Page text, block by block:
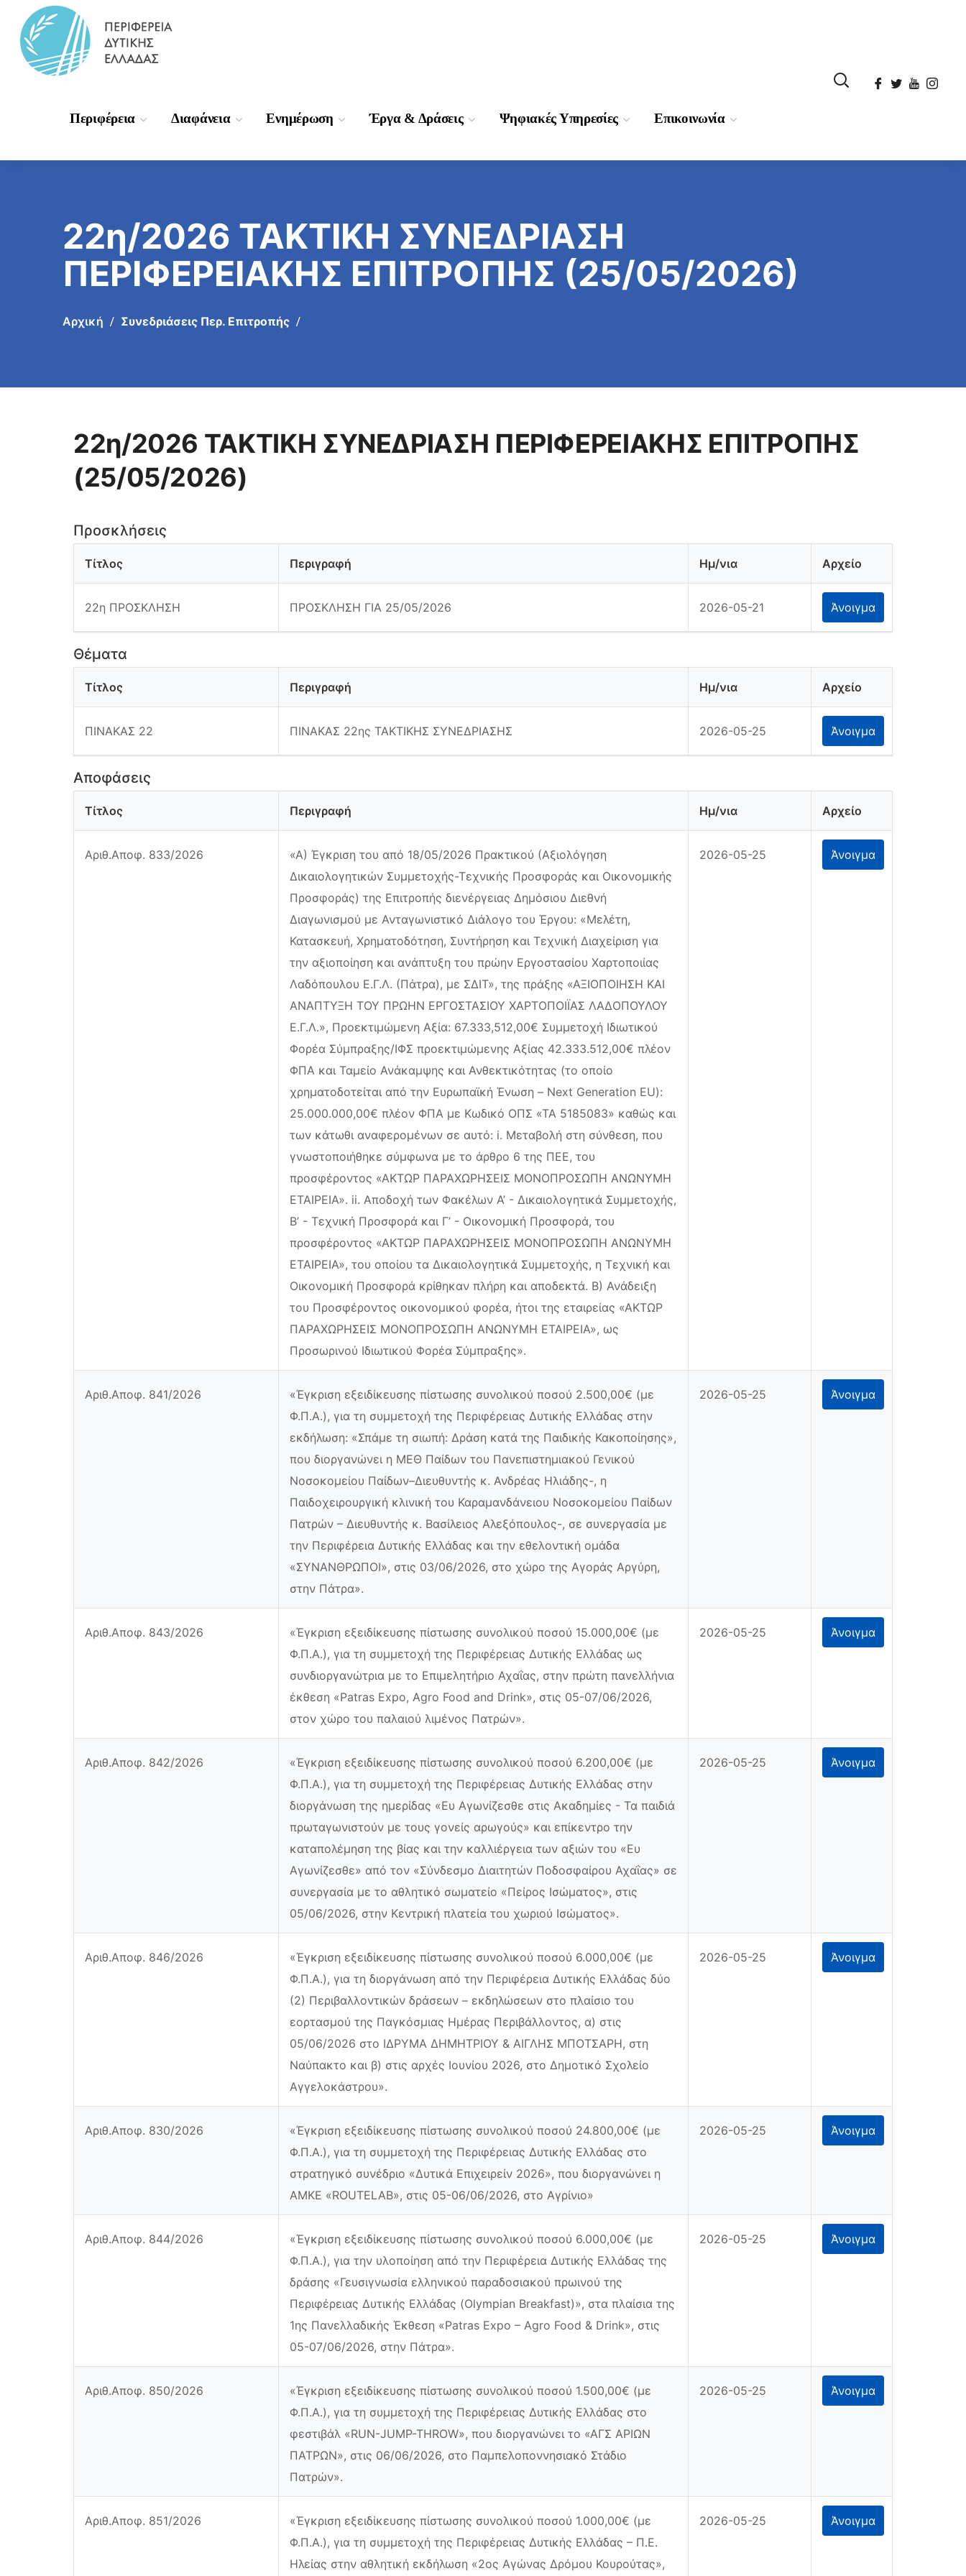
Περιφέρεια Διαφάνεια Ενημέρωση Έργα & Δράσεις Ψηφιακές Υπηρεσίες Επικοινωνία
22η/2026 ΤΑΚΤΙΚΗ ΣΥΝΕΔΡΙΑΣΗ
ΠΕΡΙΦΕΡΕΙΑΚΗΣ ΕΠΙΤΡΟΠΗΣ (25/05/2026)
Αρχική Συνεδριάσεις Περ. Επιτροπής
22η/2026 ΤΑΚΤΙΚΗ ΣΥΝΕΔΡΙΑΣΗ ΠΕΡΙΦΕΡΕΙΑΚΗΣ ΕΠΙΤΡΟΠΗΣ
(25/05/2026)
Προσκλήσεις
Τίτλος Περιγραφή Ημ/νια Αρχείο
22η ΠΡΟΣΚΛΗΣΗ ΠΡΟΣΚΛΗΣΗ ΓΙΑ 25/05/2026 2026-05-21 Άνοιγμα
Θέματα
Τίτλος Περιγραφή Ημ/νια Αρχείο
ΠΙΝΑΚΑΣ 22 ΠΙΝΑΚΑΣ 22ης ΤΑΚΤΙΚΗΣ ΣΥΝΕΔΡΙΑΣΗΣ 2026-05-25 Άνοιγμα
Αποφάσεις
Τίτλος Περιγραφή Ημ/νια Αρχείο
Αριθ.Αποφ. 833/2026
«Α) Έγκριση του από 18/05/2026 Πρακτικού (Αξιολόγηση
Δικαιολογητικών Συμμετοχής-Τεχνικής Προσφοράς και Οικονομικής
Προσφοράς) της Επιτροπής διενέργειας Δημόσιου Διεθνή
Διαγωνισμού με Ανταγωνιστικό Διάλογο του Έργου: «Μελέτη,
Κατασκευή, Χρηματοδότηση, Συντήρηση και Τεχνική Διαχείριση για
την αξιοποίηση και ανάπτυξη του πρώην Εργοστασίου Χαρτοποιίας
Λαδόπουλου Ε.Γ.Λ. (Πάτρα), με ΣΔΙΤ», της πράξης «ΑΞΙΟΠΟΙΗΣΗ ΚΑΙ
ΑΝΑΠΤΥΞΗ ΤΟΥ ΠΡΩΗΝ ΕΡΓΟΣΤΑΣΙΟΥ ΧΑΡΤΟΠΟΙΪΑΣ ΛΑΔΟΠΟΥΛΟΥ
Ε.Γ.Λ.», Προεκτιμώμενη Αξία: 67.333,512,00€ Συμμετοχή Ιδιωτικού
Φορέα Σύμπραξης/ΙΦΣ προεκτιμώμενης Αξίας 42.333.512,00€ πλέον
ΦΠΑ και Ταμείο Ανάκαμψης και Ανθεκτικότητας (το οποίο
χρηματοδοτείται από την Ευρωπαϊκή Ένωση – Next Generation EU):
25.000.000,00€ πλέον ΦΠΑ με Κωδικό ΟΠΣ «ΤΑ 5185083» καθώς και
των κάτωθι αναφερομένων σε αυτό: i. Mεταβολή στη σύνθεση, που
γνωστοποιήθηκε σύμφωνα με το άρθρο 6 της ΠΕΕ, του
προσφέροντος «ΑΚΤΩΡ ΠΑΡΑΧΩΡΗΣΕΙΣ ΜΟΝΟΠΡΟΣΩΠΗ ΑΝΩΝΥΜΗ
ΕΤΑΙΡΕΙΑ». ii. Αποδοχή των Φακέλων Α’ - Δικαιολογητικά Συμμετοχής,
Β’ - Τεχνική Προσφορά και Γ’ - Οικονομική Προσφορά, του
προσφέροντος «ΑΚΤΩΡ ΠΑΡΑΧΩΡΗΣΕΙΣ ΜΟΝΟΠΡΟΣΩΠΗ ΑΝΩΝΥΜΗ
ΕΤΑΙΡΕΙΑ», του οποίου τα Δικαιολογητικά Συμμετοχής, η Τεχνική και
Οικονομική Προσφορά κρίθηκαν πλήρη και αποδεκτά. B) Ανάδειξη
του Προσφέροντος οικονομικού φορέα, ήτοι της εταιρείας «ΑΚΤΩΡ
ΠΑΡΑΧΩΡΗΣΕΙΣ ΜΟΝΟΠΡΟΣΩΠΗ ΑΝΩΝΥΜΗ ΕΤΑΙΡΕΙΑ», ως
Προσωρινού Ιδιωτικού Φορέα Σύμπραξης».
2026-05-25 Άνοιγμα
Αριθ.Αποφ. 841/2026
«Έγκριση εξειδίκευσης πίστωσης συνολικού ποσού 2.500,00€ (με
Φ.Π.Α.), για τη συμμετοχή της Περιφέρειας Δυτικής Ελλάδας στην
εκδήλωση: «Σπάμε τη σιωπή: Δράση κατά της Παιδικής Κακοποίησης»,
που διοργανώνει η ΜΕΘ Παίδων του Πανεπιστημιακού Γενικού
Νοσοκομείου Παίδων–Διευθυντής κ. Ανδρέας Ηλιάδης-, η
Παιδοχειρουργική κλινική του Καραμανδάνειου Νοσοκομείου Παίδων
Πατρών – Διευθυντής κ. Βασίλειος Αλεξόπουλος-, σε συνεργασία με
την Περιφέρεια Δυτικής Ελλάδας και την εθελοντική ομάδα
«ΣΥΝΑΝΘΡΩΠΟΙ», στις 03/06/2026, στο χώρο της Αγοράς Αργύρη,
στην Πάτρα».
2026-05-25 Άνοιγμα
Αριθ.Αποφ. 843/2026
«Έγκριση εξειδίκευσης πίστωσης συνολικού ποσού 15.000,00€ (με
Φ.Π.Α.), για τη συμμετοχή της Περιφέρειας Δυτικής Ελλάδας ως
συνδιοργανώτρια με το Επιμελητήριο Αχαΐας, στην πρώτη πανελλήνια
έκθεση «Patras Expo, Agro Food and Drink», στις 05-07/06/2026,
στον χώρο του παλαιού λιμένος Πατρών».
2026-05-25 Άνοιγμα
Αριθ.Αποφ. 842/2026
«Έγκριση εξειδίκευσης πίστωσης συνολικού ποσού 6.200,00€ (με
Φ.Π.Α.), για τη συμμετοχή της Περιφέρειας Δυτικής Ελλάδας στην
διοργάνωση της ημερίδας «Ευ Αγωνίζεσθε στις Ακαδημίες - Τα παιδιά
πρωταγωνιστούν με τους γονείς αρωγούς» και επίκεντρο την
καταπολέμηση της βίας και την καλλιέργεια των αξιών του «Ευ
Αγωνίζεσθε» από τον «Σύνδεσμο Διαιτητών Ποδοσφαίρου Αχαΐας» σε
συνεργασία με το αθλητικό σωματείο «Πείρος Ισώματος», στις
05/06/2026, στην Κεντρική πλατεία του χωριού Ισώματος».
2026-05-25 Άνοιγμα
Αριθ.Αποφ. 846/2026
«Έγκριση εξειδίκευσης πίστωσης συνολικού ποσού 6.000,00€ (με
Φ.Π.Α.), για τη διοργάνωση από την Περιφέρεια Δυτικής Ελλάδας δύο
(2) Περιβαλλοντικών δράσεων – εκδηλώσεων στο πλαίσιο του
εορτασμού της Παγκόσμιας Ημέρας Περιβάλλοντος, α) στις
05/06/2026 στο ΙΔΡΥΜΑ ΔΗΜΗΤΡΙΟΥ & ΑΙΓΛΗΣ ΜΠΟΤΣΑΡΗ, στη
Ναύπακτο και β) στις αρχές Ιουνίου 2026, στο Δημοτικό Σχολείο
Αγγελοκάστρου».
2026-05-25 Άνοιγμα
Αριθ.Αποφ. 830/2026
«Έγκριση εξειδίκευσης πίστωσης συνολικού ποσού 24.800,00€ (με
Φ.Π.Α.), για τη συμμετοχή της Περιφέρειας Δυτικής Ελλάδας στο
στρατηγικό συνέδριο «Δυτικά Επιχειρείν 2026», που διοργανώνει η
ΑΜΚΕ «ROUTELAB», στις 05-06/06/2026, στο Αγρίνιο»
2026-05-25 Άνοιγμα
Αριθ.Αποφ. 844/2026
«Έγκριση εξειδίκευσης πίστωσης συνολικού ποσού 6.000,00€ (με
Φ.Π.Α.), για την υλοποίηση από την Περιφέρεια Δυτικής Ελλάδας της
δράσης «Γευσιγνωσία ελληνικού παραδοσιακού πρωινού της
Περιφέρειας Δυτικής Ελλάδας (Olympian Breakfast)», στα πλαίσια της
1ης Πανελλαδικής Έκθεση «Patras Expo – Agro Food & Drink», στις
05-07/06/2026, στην Πάτρα».
2026-05-25 Άνοιγμα
Αριθ.Αποφ. 850/2026
«Έγκριση εξειδίκευσης πίστωσης συνολικού ποσού 1.500,00€ (με
Φ.Π.Α.), για τη συμμετοχή της Περιφέρειας Δυτικής Ελλάδας στο
φεστιβάλ «RUN-JUMP-THROW», που διοργανώνει το «ΑΓΣ ΑΡΙΩΝ
ΠΑΤΡΩΝ», στις 06/06/2026, στο Παμπελοποννησιακό Στάδιο
Πατρών».
2026-05-25 Άνοιγμα
Αριθ.Αποφ. 851/2026
«Έγκριση εξειδίκευσης πίστωσης συνολικού ποσού 1.000,00€ (με
Φ.Π.Α.), για τη συμμετοχή της Περιφέρειας Δυτικής Ελλάδας – Π.Ε.
Ηλείας στην αθλητική εκδήλωση «2ος Αγώνας Δρόμου Κουρούτας»,
2026-05-25 Άνοιγμα